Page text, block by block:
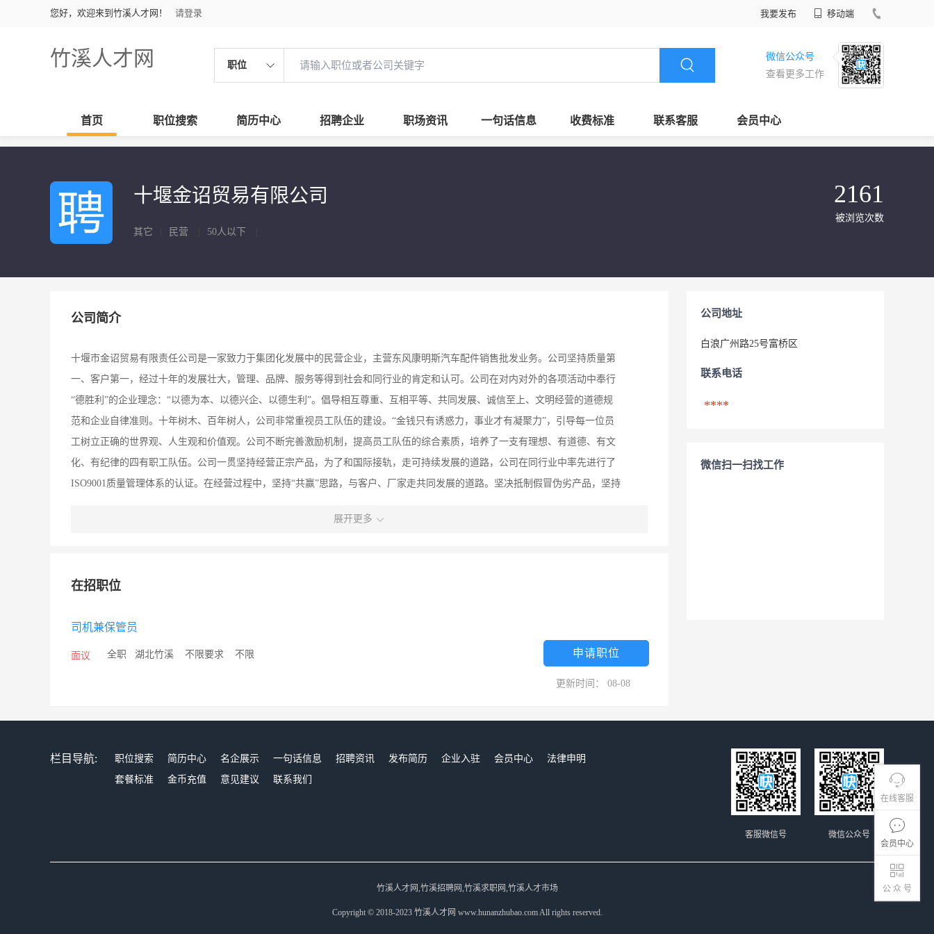
您好，欢迎来到竹溪人才网！ 请登录 我要发布 移动端
竹溪人才网 职位
微信公众号
查看更多工作
首页 职位搜索 简历中心 招聘企业 职场资讯 一句话信息 收费标准 联系客服 会员中心
在线客服
会员中心
公 众 号
十堰金诏贸易有限公司
其它 民营 50人以下
2161
被浏览次数
公司简介
十堰市金诏贸易有限责任公司是一家致力于集团化发展中的民营企业，主营东风康明斯汽车配件销售批发业务。公司坚持质量第
一、客户第一，经过十年的发展壮大，管理、品牌、服务等得到社会和同行业的肯定和认可。公司在对内对外的各项活动中奉行
“德胜利”的企业理念：“以德为本、以德兴企、以德生利”。倡导相互尊重、互相平等、共同发展、诚信至上、文明经营的道德规
范和企业自律准则。十年树木、百年树人，公司非常重视员工队伍的建设。“金钱只有诱惑力，事业才有凝聚力”，引导每一位员
工树立正确的世界观、人生观和价值观。公司不断完善激励机制，提高员工队伍的综合素质，培养了一支有理想、有道德、有文
化、有纪律的四有职工队伍。公司一贯坚持经营正宗产品，为了和国际接轨，走可持续发展的道路，公司在同行业中率先进行了
ISO9001质量管理体系的认证。在经营过程中，坚持“共赢”思路，与客户、厂家走共同发展的道路。坚决抵制假冒伪劣产品，坚持
现代企业的基石，也是公司的核心竞争力，公司这几年取得的成绩无一不是狠抓管理、常抓不懈，一年一个台阶取得的，这也是
潮、无锡威孚、无锡欧亚、成都华西、石家庄金刚、仙桃天轮、陕西燎原以及东风专业厂等二十几家知名企业在十堰地区的总代
和使命，在十堰乃至全国经济舞台上取得更大成绩，再创辉煌！
展开更多
在招职位
司机兼保管员
面议 全职 湖北竹溪 不限要求 不限 申请职位
更新时间： 08-08
公司地址
白浪广州路25号富桥区
联系电话
****
微信扫一扫找工作
栏目导航: 职位搜索 简历中心 名企展示 一句话信息 招聘资讯 发布简历 企业入驻 会员中心
法律申明
套餐标准
金币充值 意见建议 联系我们
微信公众号
客服微信号
竹溪人才网,竹溪招聘网,竹溪求职网,竹溪人才市场
Copyright © 2018-2023 竹溪人才网 www.hunanzhubao.com All rights reserved.